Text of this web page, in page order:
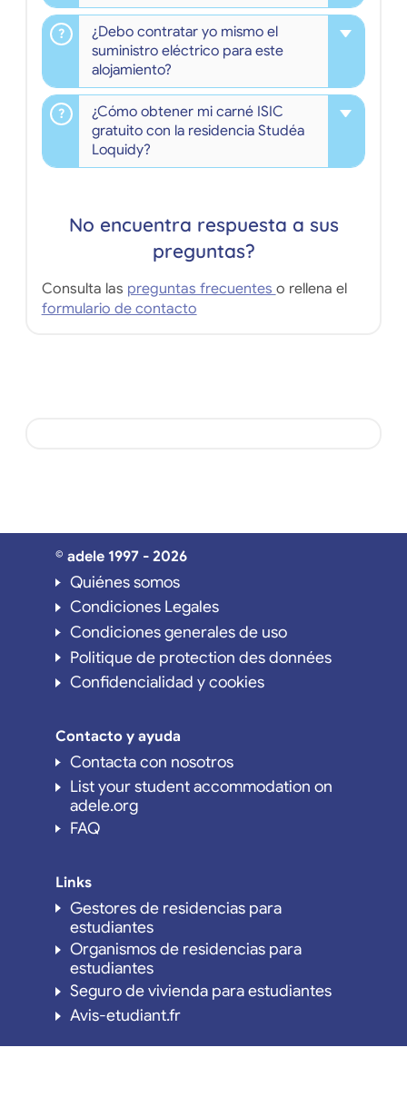
¿Debo contratar yo mismo el
suministro eléctrico para este
alojamiento?
¿Cómo obtener mi carné ISIC
gratuito con la residencia Studéa
Loquidy?
No encuentra respuesta a sus
preguntas?
Consulta las preguntas frecuentes o rellena el
formulario de contacto
© adele 1997 - 2026
Quiénes somos
Condiciones Legales
Condiciones generales de uso
Politique de protection des données
Confidencialidad y cookies
Contacto y ayuda
Contacta con nosotros
List your student accommodation on
adele.org
FAQ
Links
Gestores de residencias para
estudiantes
Organismos de residencias para
estudiantes
Seguro de vivienda para estudiantes
Avis-etudiant.fr